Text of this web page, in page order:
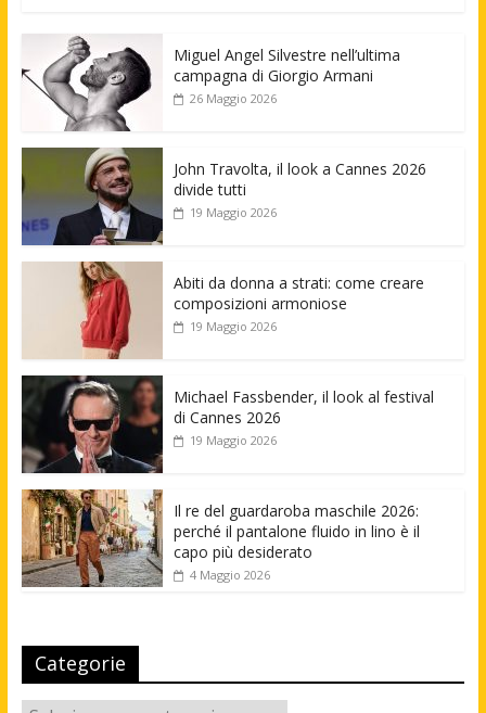
Miguel Angel Silvestre nell’ultima
campagna di Giorgio Armani
26 Maggio 2026
John Travolta, il look a Cannes 2026
divide tutti
19 Maggio 2026
Abiti da donna a strati: come creare
composizioni armoniose
19 Maggio 2026
Michael Fassbender, il look al festival
di Cannes 2026
19 Maggio 2026
Il re del guardaroba maschile 2026:
perché il pantalone fluido in lino è il
capo più desiderato
4 Maggio 2026
Categorie